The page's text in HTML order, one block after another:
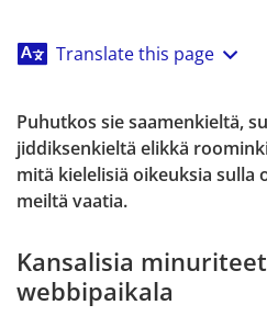
Translate this page
Puhutkos sie saamenkieltä,
jiddiksenkieltä elikkä
mitä kielelisiä oikeuksia sulla
meiltä vaatia.
Kansalisia
webbipaikala